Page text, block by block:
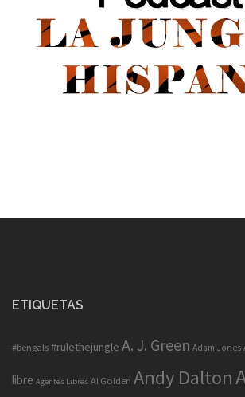
ETIQUETAS
#bengals #rulethejungle A. J. Green Adam Jones
libre Agentes Libres Al Golden Andy Dalton